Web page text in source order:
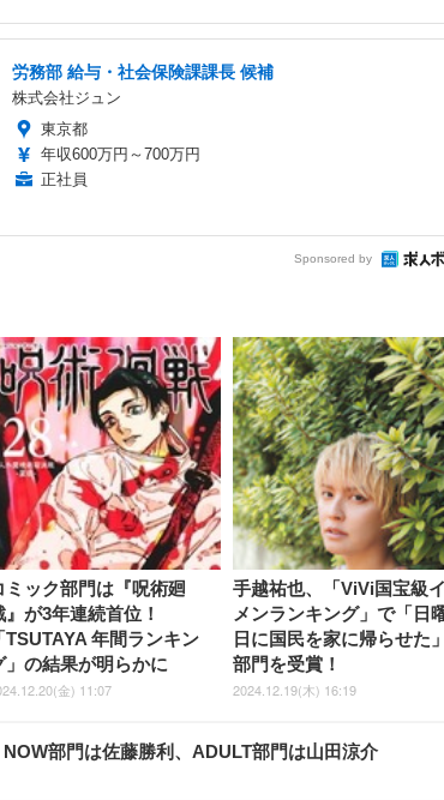
労務部 給与・社会保険課課長 候補
株式会社ジュン
東京都
年収600万円～700万円
正社員
Sponsored by
ミック部門は『呪術廻
』が3年連続首位！
TSUTAYA 年間ランキン
」の結果が明らかに
金) 11:07
手越祐也、「ViVi国宝級
メンランキング」で「日
日に国民を家に帰らせた
部門を受賞！
2024.12.19(木) 16:19
部門は佐藤勝利、ADULT部門は山田涼介